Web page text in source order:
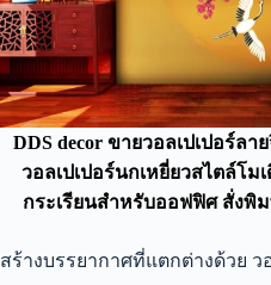
DDS decor ขายวอลเปเปอร์ล
วอลเปเปอร์นกเหยี่ยวสไตล์โม
กระเรียนสำหรับออฟฟิศ สั่งพิ
สร้างบรรยากาศที่แตกต่างด้วย ว